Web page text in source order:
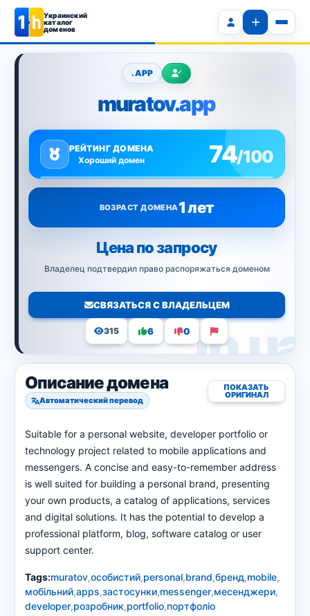
Украинский
каталог
доменов
.APP
muratov.app
РЕЙТИНГ ДОМЕНА
Хороший домен
74/100
ВОЗРАСТ ДОМЕНА 1 лет
Цена по запросу
Владелец подтвердил право распоряжаться доменом
СВЯЗАТЬСЯ С ВЛАДЕЛЬЦЕМ
315 6 0
Описание домена
Автоматический перевод
ПОКАЗАТЬ
ОРИГИНАЛ
Suitable for a personal website, developer portfolio or
technology project related to mobile applications and
messengers. A concise and easy-to-remember address
is well suited for building a personal brand, presenting
your own products, a catalog of applications, services
and digital solutions. It has the potential to develop a
professional platform, blog, software catalog or user
support center.
Tags:muratov,особистий,personal,brand,бренд,mobile,
мобільний,apps,застосунки,messenger,месенджери,
developer,розробник,portfolio,портфоліо